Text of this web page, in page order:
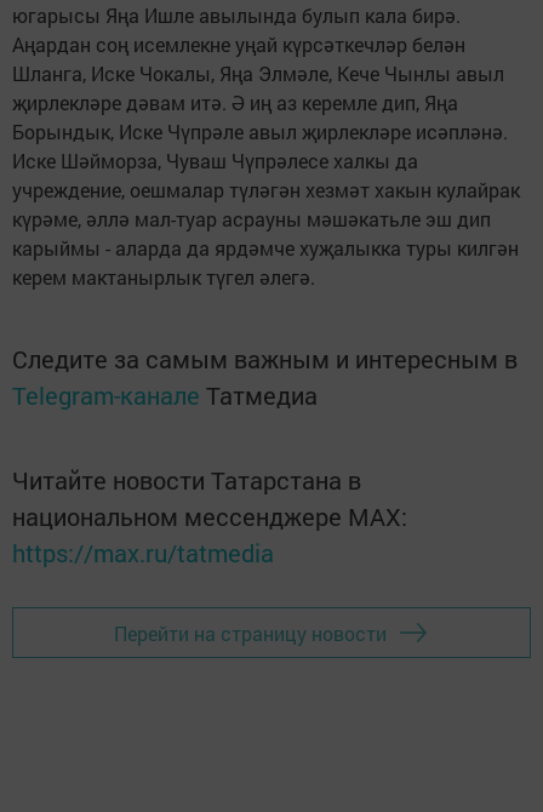
югарысы Яңа Ишле авылында булып кала бирә.
Аңардан соң исемлекне уңай күрсәткечләр белән
Шланга, Иске Чокалы, Яңа Элмәле, Кече Чынлы авыл
җирлекләре дәвам итә. Ә иң аз керемле дип, Яңа
Борындык, Иске Чүпрәле авыл җирлекләре исәпләнә.
Иске Шәйморза, Чуваш Чүпрәлесе халкы да
учреждение, оешмалар түләгән хезмәт хакын кулайрак
күрәме, әллә мал-туар асрауны мәшәкатьле эш дип
карыймы - аларда да ярдәмче хуҗалыкка туры килгән
керем мактанырлык түгел әлегә.
Следите за самым важным и интересным в
Telegram-канале Татмедиа
Читайте новости Татарстана в
национальном мессенджере MАХ:
https://max.ru/tatmedia
Перейти на страницу новости